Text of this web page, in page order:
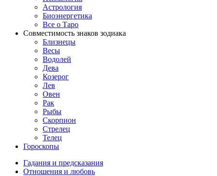
Астрология
Биоэнергетика
Все о Таро
Совместимость знаков зодиака
Близнецы
Весы
Водолей
Дева
Козерог
Лев
Овен
Рак
Рыбы
Скорпион
Стрелец
Телец
Гороскопы
Гадания и предсказания
Отношения и любовь